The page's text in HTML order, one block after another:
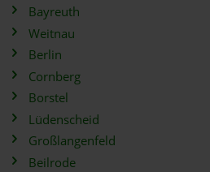
Bayreuth
Weitnau
Berlin
Cornberg
Borstel
Lüdenscheid
Großlangenfeld
Beilrode